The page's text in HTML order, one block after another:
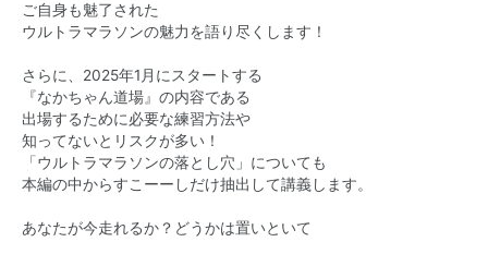
ご自身も魅了された
ウルトラマラソンの魅力を語り尽くします！
さらに、2025年1月にスタートする
『なかちゃん道場』の内容である
出場するために必要な練習方法や
知ってないとリスクが多い！
「ウルトラマラソンの落とし穴」についても
本編の中からすこーーしだけ抽出して講義します。
あなたが今走れるか？どうかは置いといて